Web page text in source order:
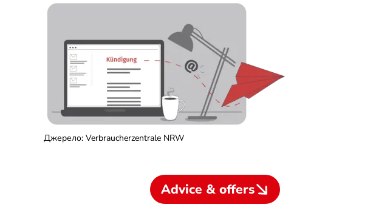
Джерело: Verbraucherzentrale NRW
Advice & offers